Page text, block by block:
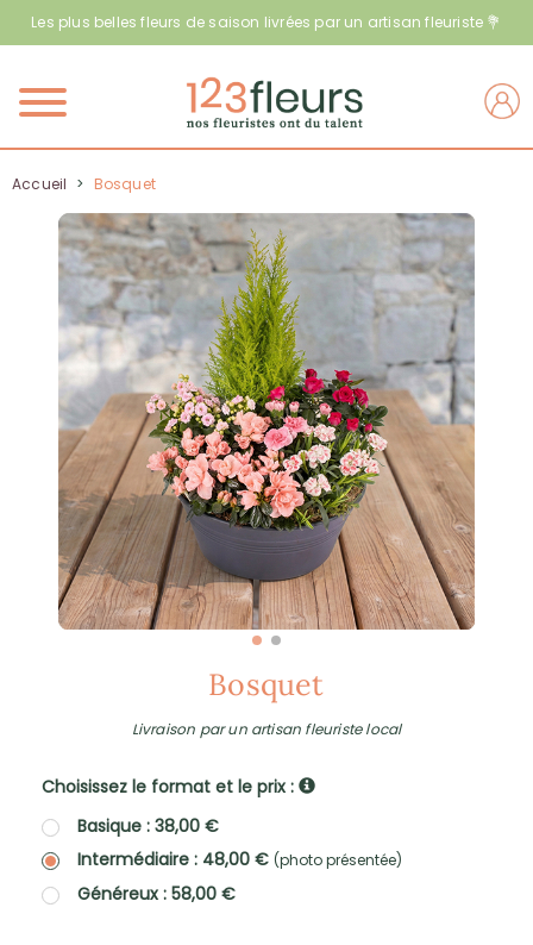
Les plus belles fleurs de saison livrées par un artisan fleuriste 💐
Menu
Accueil > Bosquet
Bosquet
Livraison par un artisan fleuriste local
Choisissez le format et le prix :
Basique : 38,00 €
Intermédiaire : 48,00 € (photo présentée)
Généreux : 58,00 €